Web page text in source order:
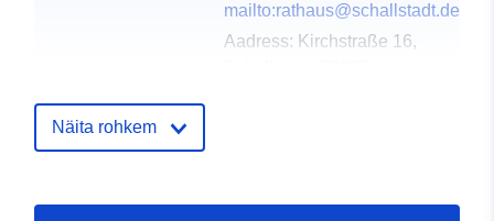
mailto:rathaus@schallstadt.de
Aadress: Kirchstraße 16,
Kataloogi kirje: Lisatud andmetele.europa.eu:
Näita rohkem